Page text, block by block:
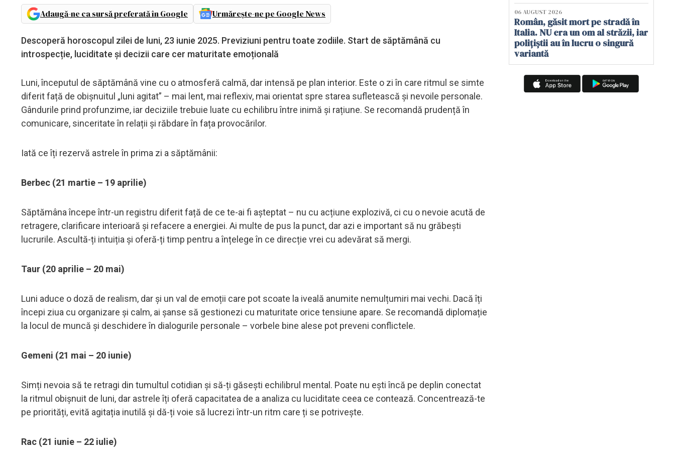
Adaugă-ne ca sursă preferată în Google Urmărește-ne pe Google News
Descoperă horoscopul zilei de luni, 23 iunie 2025. Previziuni pentru toate zodiile. Start de săptămână cu
introspecție, luciditate și decizii care cer maturitate emoțională
Luni, începutul de săptămână vine cu o atmosferă calmă, dar intensă pe plan interior. Este o zi în care ritmul se simte
diferit față de obișnuitul „luni agitat” – mai lent, mai reflexiv, mai orientat spre starea sufletească și nevoile personale.
Gândurile prind profunzime, iar deciziile trebuie luate cu echilibru între inimă și rațiune. Se recomandă prudență în
comunicare, sinceritate în relații și răbdare în fața provocărilor.
Iată ce îți rezervă astrele în prima zi a săptămânii:
Berbec (21 martie – 19 aprilie)
Săptămâna începe într-un registru diferit față de ce te-ai fi așteptat – nu cu acțiune explozivă, ci cu o nevoie acută de
retragere, clarificare interioară și refacere a energiei. Ai multe de pus la punct, dar azi e important să nu grăbești
lucrurile. Ascultă-ți intuiția și oferă-ți timp pentru a înțelege în ce direcție vrei cu adevărat să mergi.
Taur (20 aprilie – 20 mai)
Luni aduce o doză de realism, dar și un val de emoții care pot scoate la iveală anumite nemulțumiri mai vechi. Dacă îți
începi ziua cu organizare și calm, ai șanse să gestionezi cu maturitate orice tensiune apare. Se recomandă diplomație
la locul de muncă și deschidere în dialogurile personale – vorbele bine alese pot preveni conflictele.
Gemeni (21 mai – 20 iunie)
Simți nevoia să te retragi din tumultul cotidian și să-ți găsești echilibrul mental. Poate nu ești încă pe deplin conectat
la ritmul obișnuit de luni, dar astrele îți oferă capacitatea de a analiza cu luciditate ceea ce contează. Concentrează-te
pe priorități, evită agitația inutilă și dă-ți voie să lucrezi într-un ritm care ți se potrivește.
Rac (21 iunie – 22 iulie)
06 AUGUST 2026
Român, găsit mort pe stradă în
Italia. NU era un om al străzii, iar
polițiștii au în lucru o singură
variantă